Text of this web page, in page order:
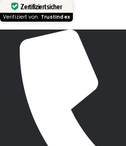
Zertifiziert sicher
Verifiziert von: Trustindex